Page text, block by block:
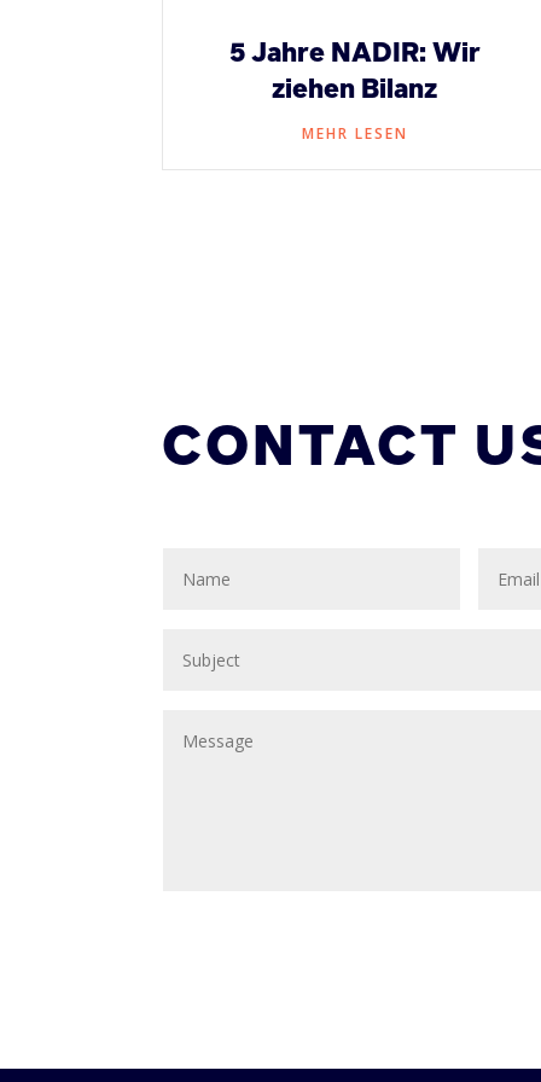
5 Jahre NADIR: Wir
ziehen Bilanz
MEHR LESEN
CONTACT